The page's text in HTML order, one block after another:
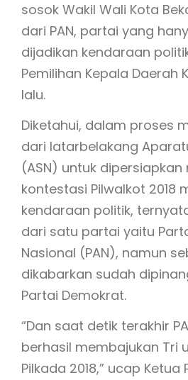
sosok Wakil Wali Kota
dari PAN, partai yang
dijadikan kendaraan
Pemilihan Kepala Daerah
lalu.
Diketahui, dalam proses
dari latarbelakang
(ASN) untuk
kontestasi Pilwalkot 2018
kendaraan politik,
dari satu partai yaitu
Nasional (PAN), namun
dikabarkan sudah
Partai Demokrat.
“Dan saat detik terakhir
berhasil membajukan Tri
Pilkada 2018,” ucap Ketua